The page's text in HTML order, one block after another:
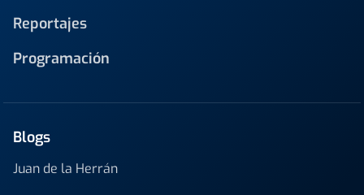
Reportajes
Programación
Blogs
Juan de la Herrán